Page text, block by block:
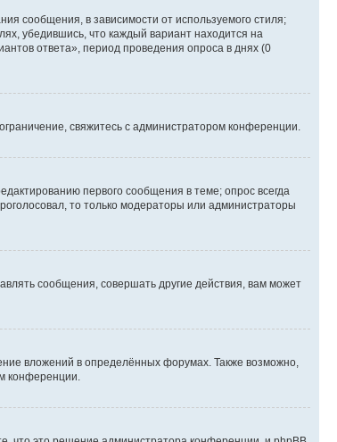
сообщения, в зависимости от используемого стиля;
убедившись, что каждый вариант находится на
ответа», период проведения опроса в днях (0
свяжитесь с администратором конференции.
первого сообщения в теме; опрос всегда
то только модераторы или администраторы
сообщения, совершать другие действия, вам может
вложений в определённых форумах. Также возможно,
конференции.